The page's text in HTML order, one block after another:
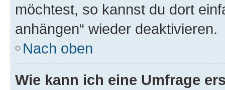
möchtest, so kannst du dort
anhängen“ wieder deaktivieren.
Nach oben
Wie kann ich eine Umfrage